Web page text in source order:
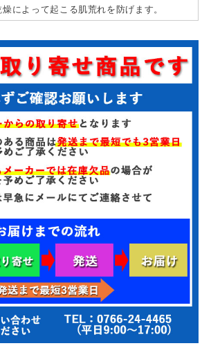
によって起こる肌荒れを防げます。